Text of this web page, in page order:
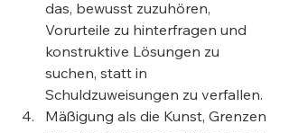
das, bewusst zuzuhören,
Vorurteile zu hinterfragen und
konstruktive Lösungen zu
suchen, statt in
Schuldzuweisungen zu verfallen.
Mäßigung als die Kunst, Grenzen